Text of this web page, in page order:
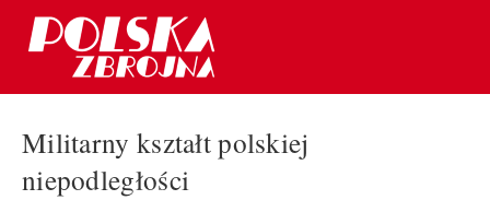
Militarny kształt polskiej
niepodległości